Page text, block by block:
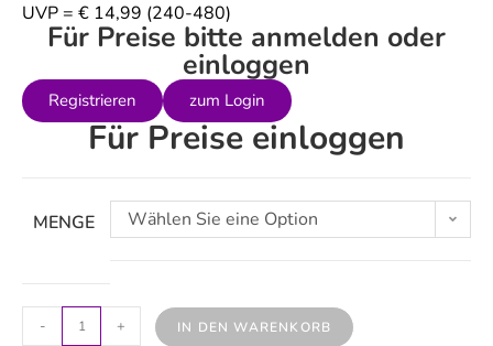
UVP = € 14,99 (240-480)
Für Preise bitte anmelden oder
einloggen
Registrieren zum Login
Für Preise einloggen
MENGE Wählen Sie eine Option
- + IN DEN WARENKORB